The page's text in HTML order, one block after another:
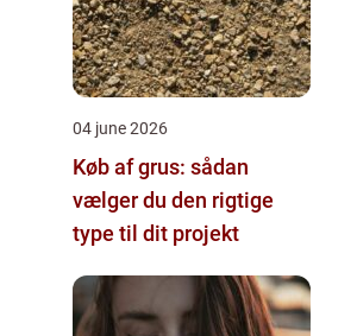
04 june 2026
Køb af grus: sådan
vælger du den rigtige
type til dit projekt